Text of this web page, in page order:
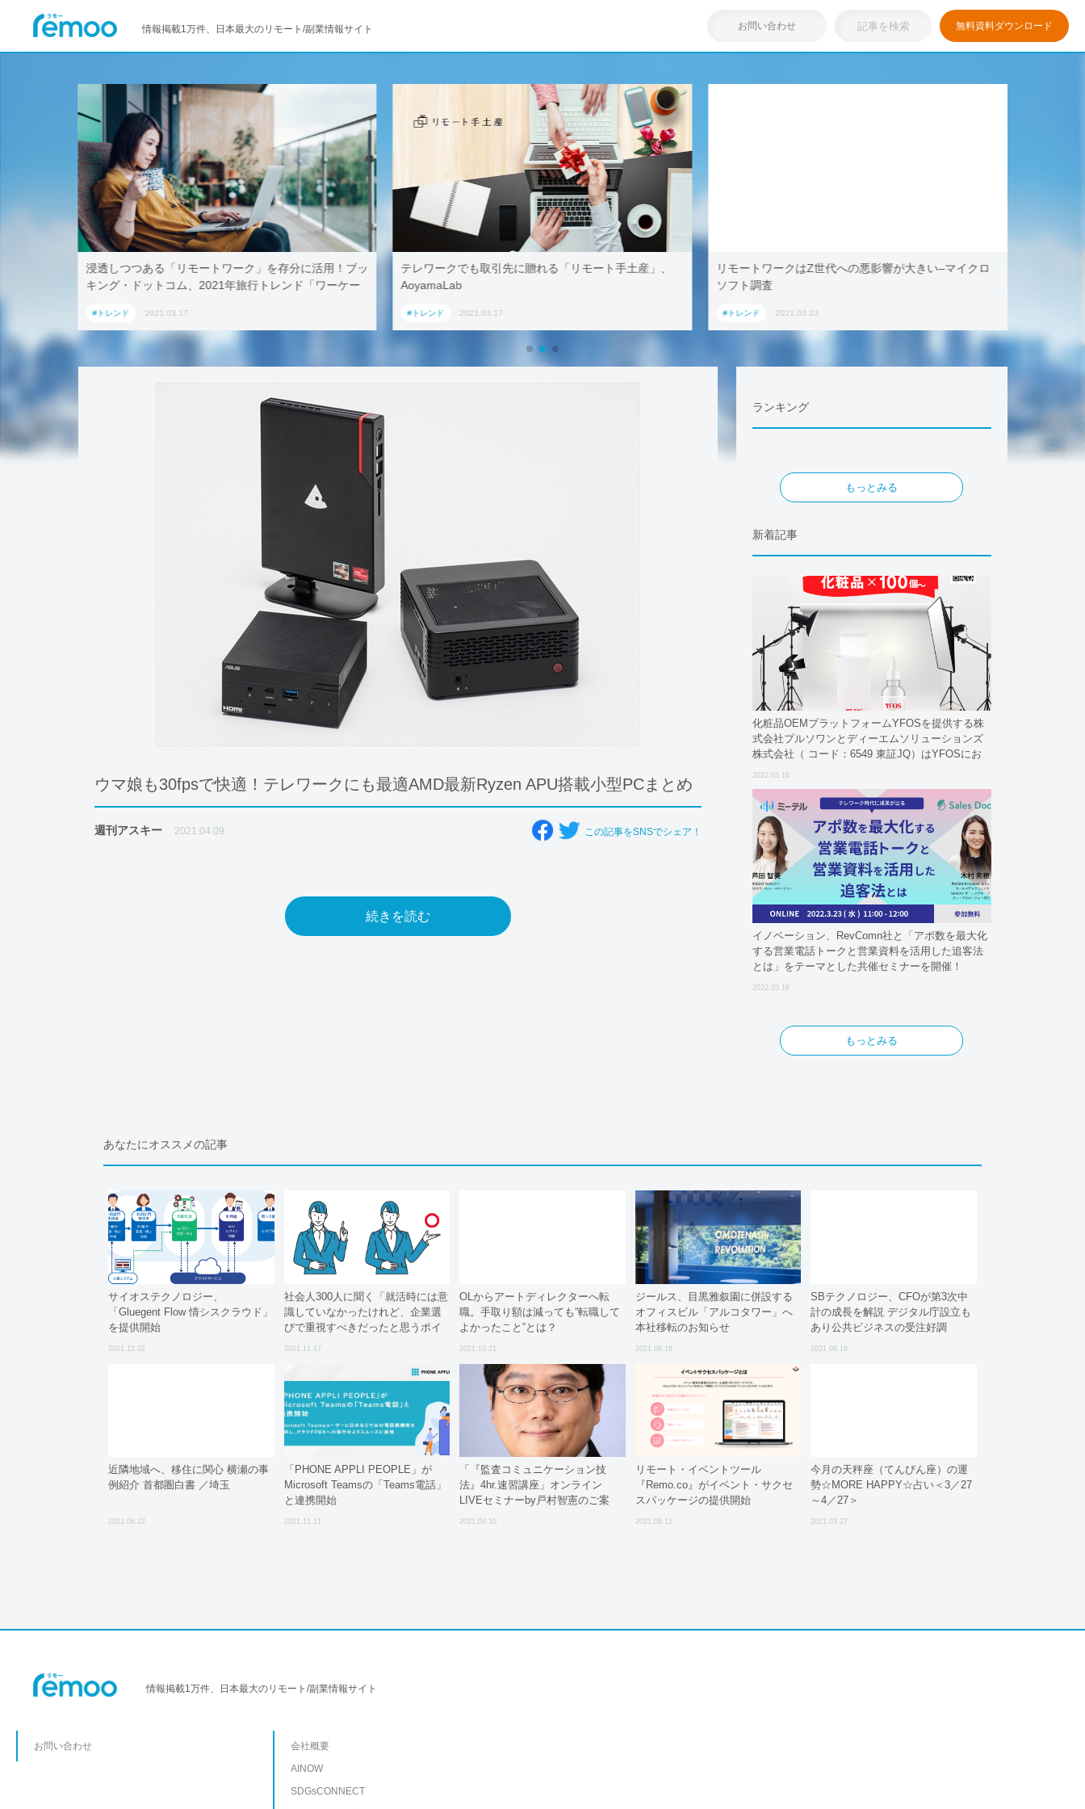
情報掲載1万件、日本最大のリモート/副業情報サイト お問い合わせ 無料資料ダウンロード
る「リモートワーク」を存分に活用！ブッ
トコム、2021年旅行トレンド「ワーケー
すすめの国内宿泊施設5選
テレワークでも取引先に贈れる「リモート手土産」、
AoyamaLab
リモートワークはZ世代への悪影響が大きい–マイクロ
浸透しつつある「リモートワーク」を
ウマ娘も30fpsで快適！テレワークにも最適AMD最新Ryzen APU搭載小型PCまとめ
週刊アスキー 2021.04.09 この記事をSNSでシェア！
続きを読む
ランキング
もっとみる
新着記事
化粧品OEMプラットフォームYFOSを提供する株
式会社プルソワンとディーエムソリューションズ
株式会社（ コード：6549 東証JQ）はYFOSにお
2022.03.16
イノベーション、RevComn社と「アポ数を最大化
する営業電話トークと営業資料を活用した追客法
とは」をテーマとした共催セミナーを開催！
2022.03.16
もっとみる
あなたにオススメの記事
サイオステクノロジー、
「Gluegent Flow 情シスクラウド」
を提供開始
2021.12.22
社会人300人に聞く「就活時には意
識していなかったけれど、企業選
びで重視すべきだったと思うポイ
2021.11.17
OLからアートディレクターへ転
職。手取り額は減っても”転職して
よかったこと”とは？
2021.10.21
ジールス、目黒雅叙園に併設する
オフィスビル「アルコタワー」へ
本社移転のお知らせ
2021.08.16
SBテクノロジー、CFOが第3次中
計の成長を解説 デジタル庁設立も
あり公共ビジネスの受注好調
2021.09.16
近隣地域へ、移住に関心 横瀬の事
例紹介 首都圏白書 ／埼玉
2021.06.22
「PHONE APPLI PEOPLE」が
Microsoft Teamsの「Teams電話」
と連携開始
2021.11.11
「『監査コミュニケーション技
法』4hr.速習講座」オンライン
LIVEセミナーby戸村智憲のご案
内：世界初で開発・提供の戸村の
2021.04.10
リモート・イベントツール
『Remo.co』がイベント・サクセ
スパッケージの提供開始
2021.08.12
今月の天秤座（てんびん座）の運
勢☆MORE HAPPY☆占い＜3／27
～4／27＞
2021.03.27
情報掲載1万件、日本最大のリモート/副業情報サイト
お問い合わせ
会社概要
AINOW
SDGsCONNECT